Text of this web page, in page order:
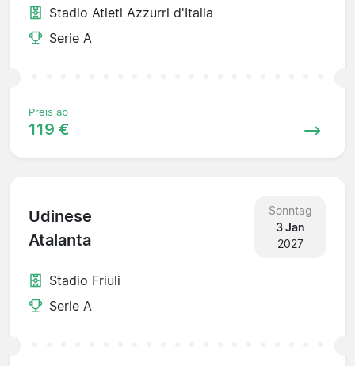
Stadio Atleti Azzurri d'Italia
Serie A
Preis ab
119 €
Udinese
Atalanta
Sonntag
3 Jan
2027
Stadio Friuli
Serie A